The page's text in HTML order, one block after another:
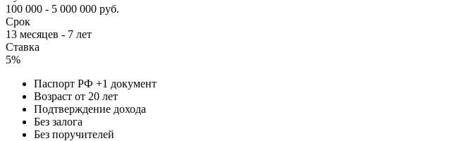
100 000 - 5 000 000 руб.
Срок
13 месяцев - 7 лет
Ставка
5%
Паспорт РФ +1 документ
Возраст от 20 лет
Подтверждение дохода
Без залога
Без поручителей